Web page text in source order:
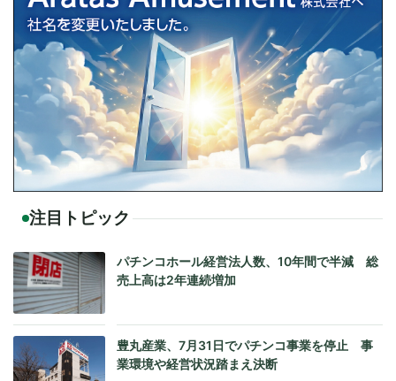
注目トピック
パチンコホール経営法人数、10年間で半減 総
売上高は2年連続増加
豊丸産業、7月31日でパチンコ事業を停止 事
業環境や経営状況踏まえ決断